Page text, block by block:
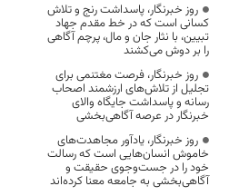
روز خبرنگار، پاسداشت رنج و تلاش
کسانی است که در خط مقدم جهاد
تبیین، با نثار جان و مال، پرچم آگاهی
را بر دوش می‌کشند
روز خبرنگار، فرصت مغتنمی برای
تجلیل از تلاش‌های ارزشمند اصحاب
رسانه و پاسداشت جایگاه والای
خبرنگار در عرصه آگاهی‌بخشی
روز خبرنگار، یادآور مجاهدت‌های
خاموش انسان‌هایی است که رسالت
خود را در جست‌وجوی حقیقت و
آگاهی‌بخشی به جامعه معنا کرده‌اند